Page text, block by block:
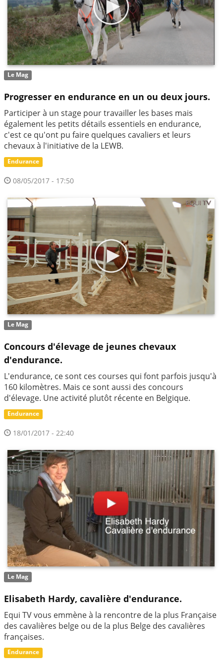
Le Mag
Progresser en endurance en un ou deux jours.
Participer à un stage pour travailler les bases mais
également les petits détails essentiels en endurance,
c'est ce qu'ont pu faire quelques cavaliers et leurs
chevaux à l'initiative de la LEWB.
Endurance
08/05/2017 - 17:50
Le Mag
Concours d'élevage de jeunes chevaux
d'endurance.
L'endurance, ce sont ces courses qui font parfois jusqu'à
160 kilomètres. Mais ce sont aussi des concours
d'élevage. Une activité plutôt récente en Belgique.
Endurance
18/01/2017 - 22:40
Le Mag
Elisabeth Hardy, cavalière d'endurance.
Equi TV vous emmène à la rencontre de la plus Française
des cavalières belge ou de la plus Belge des cavalières
françaises.
Endurance